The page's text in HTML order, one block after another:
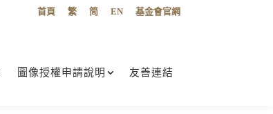
首頁 繁 简 EN 基金會官網
圖像授權申請說明 友善連結